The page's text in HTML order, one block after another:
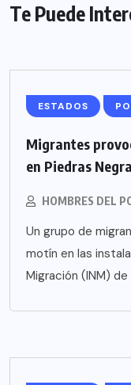
Te Puede
ESTADOS
Migrantes
en Piedras
HOMBRES DEL
Un grupo de
motín en las
Migración (INM)